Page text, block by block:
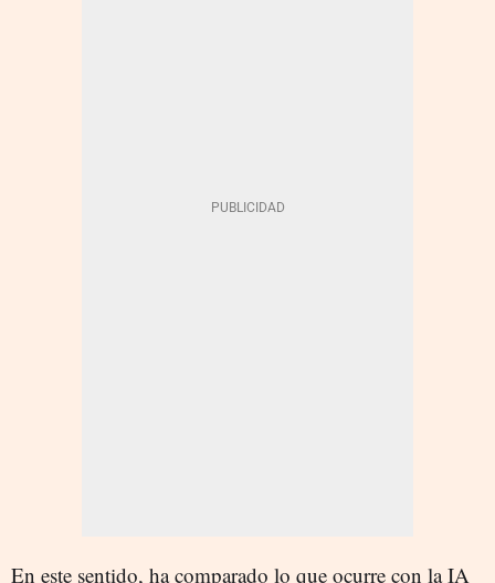
En este sentido, ha comparado lo que ocurre con la IA